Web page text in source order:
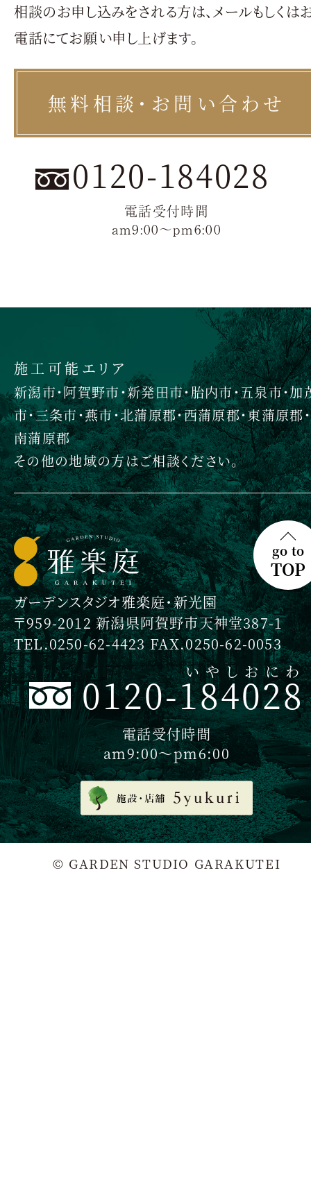
相談のお申し込みをされる方は、メールもしくは
電話にてお願い申し上げます。
無料相談・お問い合わせ
0120-184028
電話受付時間
am9:00〜pm6:00
施工可能エリア
新潟市・阿賀野市・新発田市・胎内市・五泉市・加
市・三条市・燕市・北蒲原郡・西蒲原郡・東蒲原郡・
南蒲原郡
その他の地域の方はご相談ください。
ガーデンスタジオ雅楽庭・新光園
〒959-2012 新潟県阿賀野市天神堂387-1
TEL.0250-62-4423 FAX.0250-62-0053
0120-184028
いやしおにわ
電話受付時間
am9:00〜pm6:00
go to
TOP
© GARDEN STUDIO GARAKUTEI